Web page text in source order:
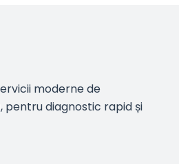
moderne de
pentru diagnostic rapid și